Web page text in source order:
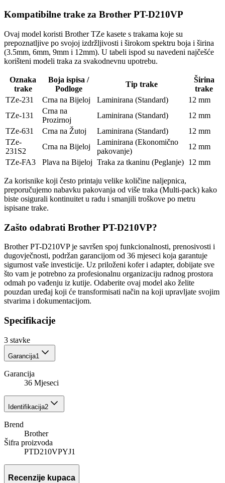
Kompatibilne trake za Brother PT-D210VP
Ovaj model koristi Brother TZe kasete s trakama koje su
prepoznatljive po svojoj izdržljivosti i širokom spektru boja i širina
(3.5mm, 6mm, 9mm i 12mm). U tabeli ispod su navedeni najčešće
korišteni modeli traka za svakodnevnu upotrebu.
Oznaka
trake
Boja ispisa /
Podloge
Tip trake
Širina
trake
TZe-231
Crna na Bijeloj Laminirana (Standard)
12 mm
TZe-131
Crna na
Prozirnoj
Laminirana (Standard)
12 mm
TZe-631
Crna na Žutoj Laminirana (Standard)
12 mm
TZe-
231S2
Crna na Bijeloj
Laminirana (Ekonomično
pakovanje)
12 mm
TZe-FA3
Plava na Bijeloj Traka za tkaninu (Peglanje) 12 mm
Za korisnike koji često printaju velike količine naljepnica,
preporučujemo nabavku pakovanja od više traka (Multi-pack) kako
biste osigurali kontinuitet u radu i smanjili troškove po metru
ispisane trake.
Zašto odabrati Brother PT-D210VP?
Brother PT-D210VP je savršen spoj funkcionalnosti, prenosivosti i
dugovječnosti, podržan garancijom od 36 mjeseci koja garantuje
sigurnost vaše investicije. Uz priloženi kofer i adapter, dobijate sve
što vam je potrebno za profesionalnu organizaciju radnog prostora
odmah po vađenju iz kutije. Odaberite ovaj model ako želite
pouzdan uređaj koji će transformisati način na koji upravljate svojim
stvarima i dokumentacijom.
Specifikacije
3 stavke
Garancija1
Garancija
36 Mjeseci
Identifikacija2
Brend
Brother
Šifra proizvoda
PTD210VPYJ1
Recenzije kupaca